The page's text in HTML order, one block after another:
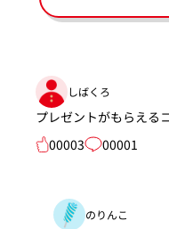
しばくろ
プレゼントがもらえる
00003
00001
のりんこ